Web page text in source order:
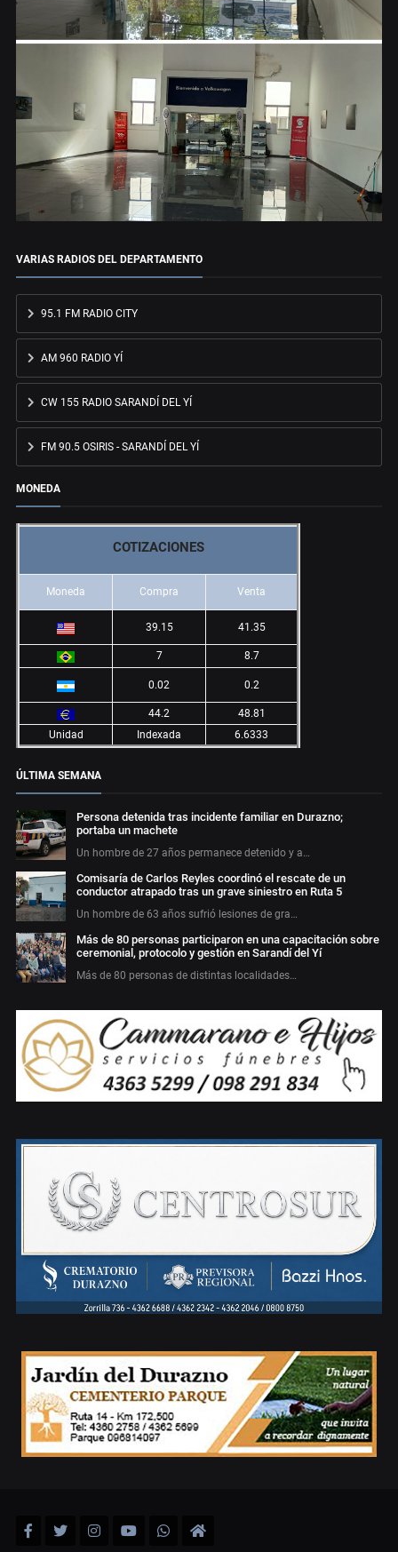
VARIAS RADIOS DEL DEPARTAMENTO
95.1 FM RADIO CITY
AM 960 RADIO YÍ
CW 155 RADIO SARANDÍ DEL YÍ
FM 90.5 OSIRIS - SARANDÍ DEL YÍ
MONEDA
COTIZACIONES
Moneda Compra Venta
39.15 41.35
7 8.7
0.02 0.2
44.2
48.81
Unidad
Indexada 6.6333
ÚLTIMA SEMANA
Persona detenida tras incidente familiar en Durazno;
portaba un machete
Un hombre de 27 años permanece detenido y a…
Comisaría de Carlos Reyles coordinó el rescate de un
conductor atrapado tras un grave siniestro en Ruta 5
Un hombre de 63 años sufrió lesiones de gra…
Más de 80 personas participaron en una capacitación sobre
ceremonial, protocolo y gestión en Sarandí del Yí
Más de 80 personas de distintas localidades…